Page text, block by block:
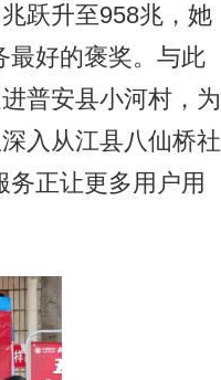
跃升至958兆，她
好的褒奖。与此
普安县小河村，为
入从江县八仙桥社
正让更多用户用